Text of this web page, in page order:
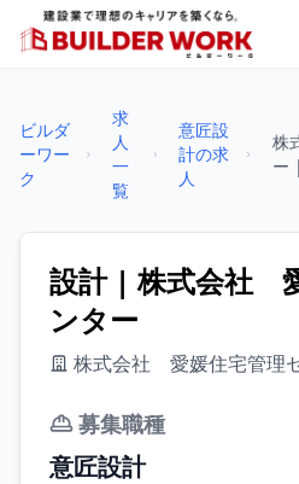
ビルダ
ーワー
ク
求
人
一
覧
意匠設
計の求
人
株
ー
設計 | 株式会社
ンター
株式会社 愛媛住宅管理
募集職種
意匠設計